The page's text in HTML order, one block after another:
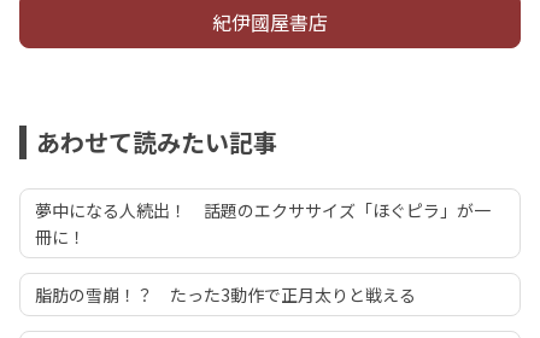
紀伊國屋書店
あわせて読みたい記事
夢中になる人続出！ 話題のエクササイズ「ほぐピラ」が一
冊に！
脂肪の雪崩！？ たった3動作で正月太りと戦える